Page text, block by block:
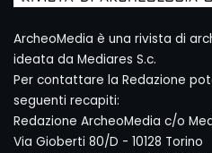
ArcheoMedia è una rivista di
ideata da Mediares S.c.
Per contattare la Redazione
seguenti recapiti:
Redazione ArcheoMedia c/o
Via Gioberti 80/D - 10128 Torino